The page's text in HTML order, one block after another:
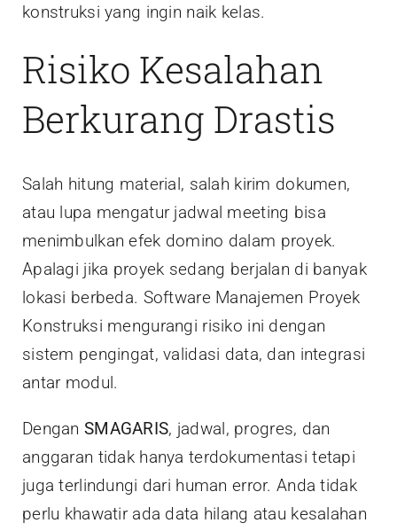
konstruksi yang ingin naik kelas.
Risiko Kesalahan
Berkurang Drastis
Salah hitung material, salah kirim dokumen,
atau lupa mengatur jadwal meeting bisa
menimbulkan efek domino dalam proyek.
Apalagi jika proyek sedang berjalan di banyak
lokasi berbeda. Software Manajemen Proyek
Konstruksi mengurangi risiko ini dengan
sistem pengingat, validasi data, dan integrasi
antar modul.
Dengan SMAGARIS, jadwal, progres, dan
anggaran tidak hanya terdokumentasi tetapi
juga terlindungi dari human error. Anda tidak
perlu khawatir ada data hilang atau kesalahan